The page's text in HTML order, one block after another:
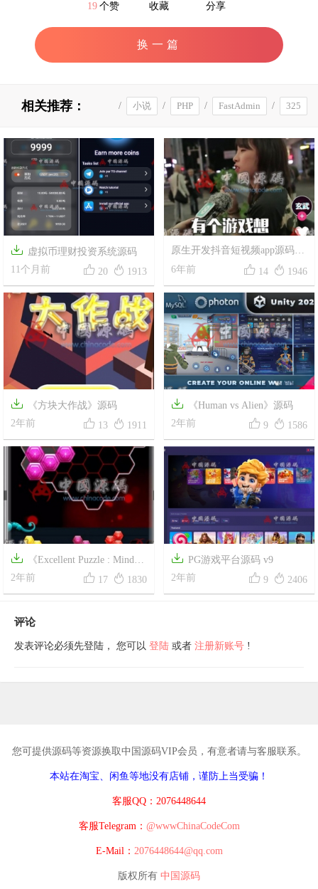
19 个赞 收藏 分享
换一篇
相关推荐： 325
/
FastAdmin
/
PHP
/
小说
/
短视频
视频
 虚拟币理财投资系统源码
11个月前
 20  1913
原生开发抖音短视频app源码梨
视频完整双端源码
6年前  14  1946

《方块大作战》源码
2年前
 13  1911

《Human vs Alien》源码
2年前
 9  1586

《Excellent Puzzle : Mind
Game》源码
2年前  17  1830
 PG游戏平台源码 v9
2年前
 9  2406
评论
发表评论必须先登陆， 您可以 登陆 或者 注册新账号 !
您可提供源码等资源换取中国源码VIP会员，有意者请与客服联系。
本站在淘宝、闲鱼等地没有店铺，谨防上当受骗！
客服QQ：2076448644
客服Telegram： @wwwChinaCodeCom
E-Mail： 2076448644@qq.com
版权所有 中国源码